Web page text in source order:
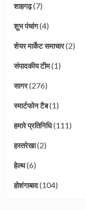
शाहगढ़(7)
शुभ पंचांग(4)
शेयर मार्केट समाचार(2)
संपादकीय टीम(1)
सागर(276)
स्मार्टफोन टैब(1)
हमारे प्रतिनिधि(111)
हस्तरेखा(2)
हेल्थ(6)
होशंगाबाद(104)